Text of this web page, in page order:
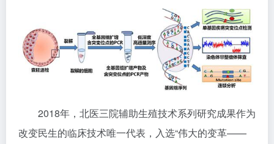
2018年，北医三院辅助生殖技术系列研究成果作为
改变民生的临床技术唯一代表，入选“伟大的变革——